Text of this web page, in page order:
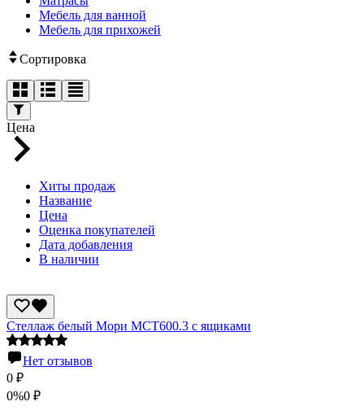
Мебель для ванной
Мебель для прихожей
Сортировка
Цена
Хиты продаж
Название
Цена
Оценка покупателей
Дата добавления
В наличии
Стеллаж белый Мори МСТ600.3 с ящиками
Нет отзывов
0 ₽
0%0 ₽